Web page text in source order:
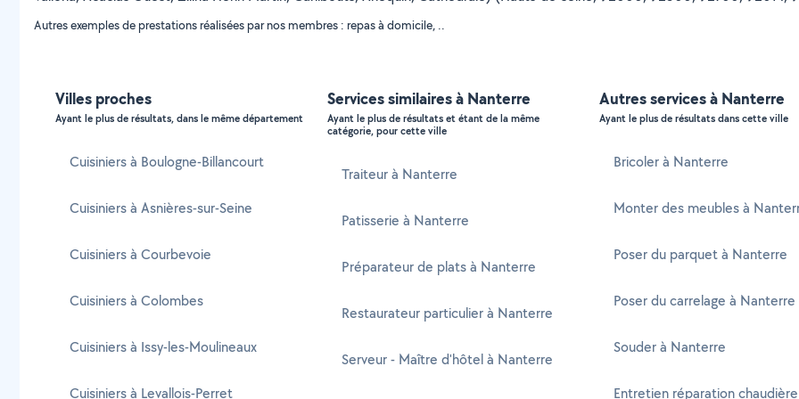
Autres exemples de prestations réalisées par nos membres : repas à domicile, ..
Villes proches
Ayant le plus de résultats, dans le même département
Cuisiniers à Boulogne-Billancourt
Cuisiniers à Asnières-sur-Seine
Cuisiniers à Courbevoie
Cuisiniers à Colombes
Cuisiniers à Issy-les-Moulineaux
Cuisiniers à Levallois-Perret
Services similaires à Nanterre
Ayant le plus de résultats et étant de la même
catégorie, pour cette ville
Traiteur à Nanterre
Patisserie à Nanterre
Préparateur de plats à Nanterre
Restaurateur particulier à Nanterre
Serveur - Maître d'hôtel à Nanterre
Autres services à Nanterre
Ayant le plus de résultats dans cette ville
Bricoler à Nanterre
Monter des meubles à
Poser du parquet à Nanterre
Poser du carrelage à Nanterre
Souder à Nanterre
Entretien réparation